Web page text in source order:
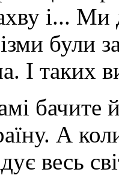
і...
були
І таких
бачите
А
весь